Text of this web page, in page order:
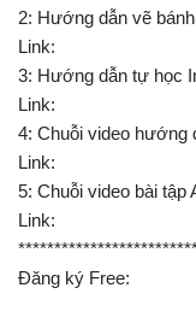
2: Hướng dẫn vẽ
Link:
3: Hướng dẫn tự học
Link:
4: Chuỗi video hướng
Link:
5: Chuỗi video bài tập
Link:
Đăng ký Free: